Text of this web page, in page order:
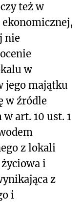
też w
nie
w
jego majątku
w źródle
art. 10 ust. 1
z lokali
i
z
i